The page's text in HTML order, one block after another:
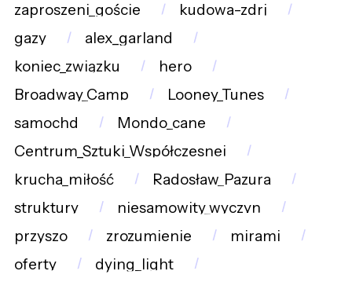
zaproszeni_goście
kudowa-zdrj
gazy
alex_garland
koniec_związku
hero
Broadway_Camp
Looney_Tunes
samochd
Mondo_cane
Centrum_Sztuki_Współczesnej
krucha_miłość
Radosław_Pazura
struktury
niesamowity_wyczyn
przyszo
zrozumienie
mirami
oferty
dying_light